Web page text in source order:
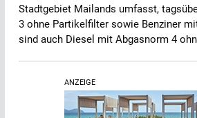
Stadtgebiet Mailands umfasst,
3 ohne Partikelfilter sowie Benziner
sind auch Diesel mit Abgasnorm 4
ANZEIGE